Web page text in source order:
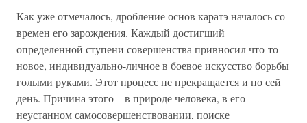
Как уже отмечалось, дробление основ каратэ началось со
времен его зарождения. Каждый достигший
определенной ступени совершенства привносил что-то
новое, индивидуально-личное в боевое искусство борьбы
голыми руками. Этот процесс не прекращается и по сей
день. Причина этого – в природе человека, в его
неустанном самосовершенствовании, поиске